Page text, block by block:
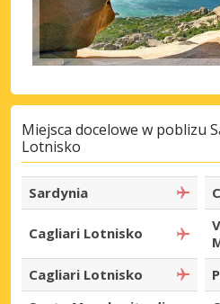
Miejsca docelowe w poblizu
Lotnisko
Sardynia
Cagliari Lotnisko
Cagliari Lotnisko